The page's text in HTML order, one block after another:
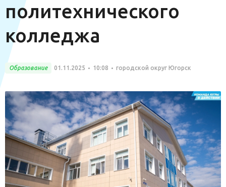
политехнического
колледжа
Образование 01.11.2025 10:08 городской округ Югорск